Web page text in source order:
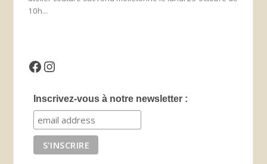
10h...
Facebook
Instagram
Inscrivez-vous à notre newsletter :